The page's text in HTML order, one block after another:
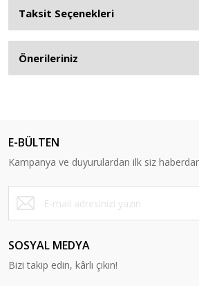
Taksit Seçenekleri
Önerileriniz
E-BÜLTEN
Kampanya ve duyurulardan ilk siz
SOSYAL MEDYA
Bizi takip edin, kârlı çıkın!